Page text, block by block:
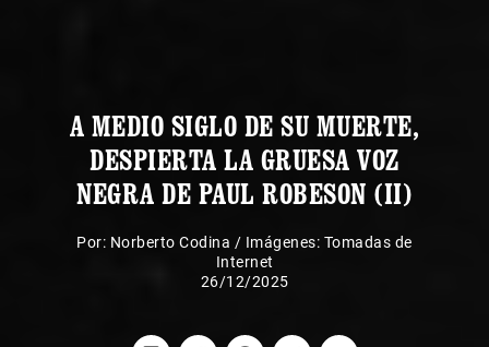
A MEDIO SIGLO DE SU MUERTE,
DESPIERTA LA GRUESA VOZ
NEGRA DE PAUL ROBESON (II)
Por: Norberto Codina / Imágenes: Tomadas de
Internet
26/12/2025